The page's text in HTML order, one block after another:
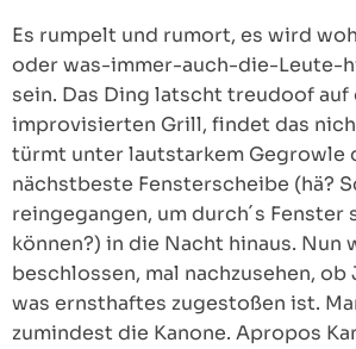
Es rumpelt und rumort, es wird
oder was-immer-auch-die-Leute-
sein. Das Ding latscht treudoof auf
improvisierten Grill, findet das
türmt unter lautstarkem Gegrowle
nächstbeste Fensterscheibe (hä?
reingegangen, um durch´s Fenster
können?) in die Nacht hinaus. Nun
beschlossen, mal nachzusehen,
was ernsthaftes zugestoßen ist.
zumindest die Kanone. Apropos